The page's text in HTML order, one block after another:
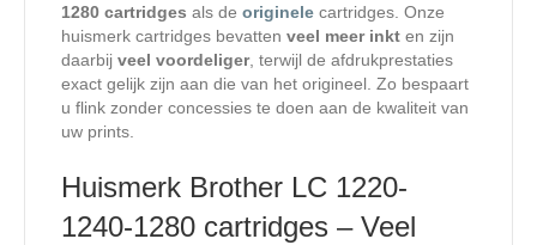
1280 cartridges als de originele cartridges. Onze
huismerk cartridges bevatten veel meer inkt en zijn
daarbij veel voordeliger, terwijl de afdrukprestaties
exact gelijk zijn aan die van het origineel. Zo bespaart
u flink zonder concessies te doen aan de kwaliteit van
uw prints.
Huismerk Brother LC 1220-
1240-1280 cartridges – Veel